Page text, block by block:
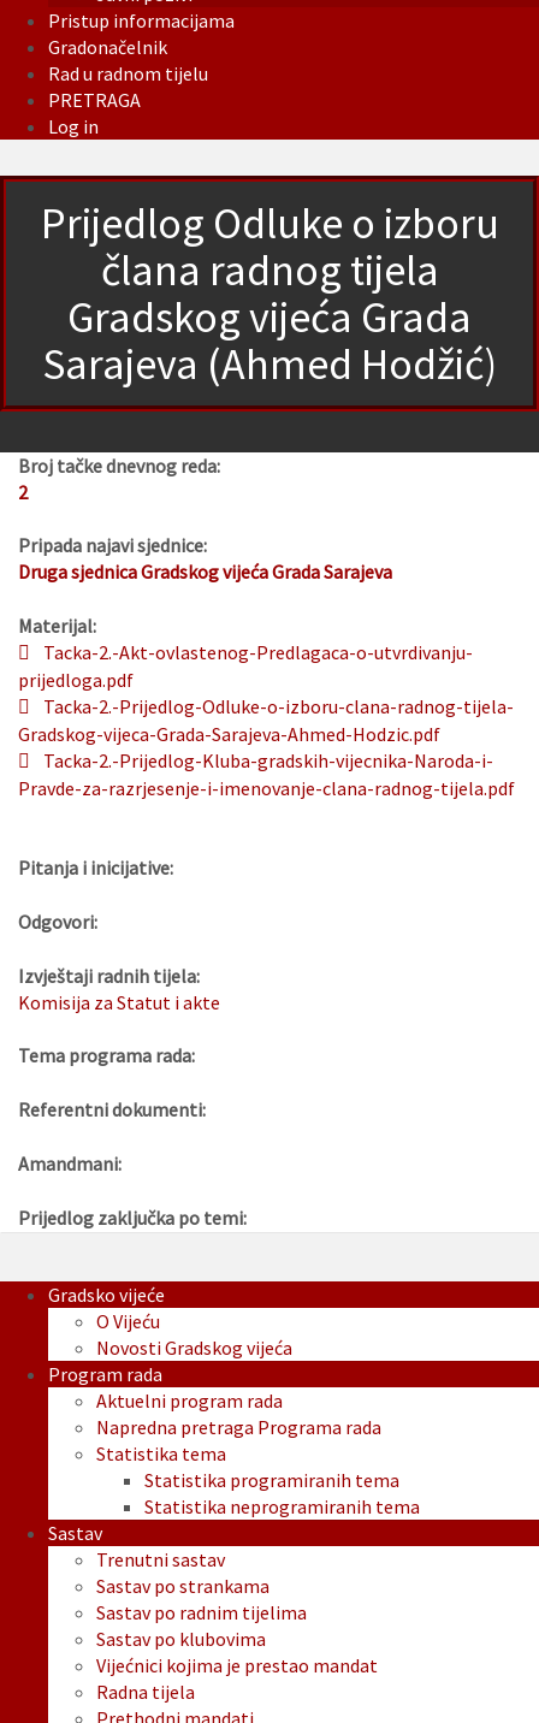
Pristup informacijama
Gradonačelnik
Rad u radnom tijelu
PRETRAGA
Log in
Prijedlog Odluke o izboru
člana radnog tijela
Gradskog vijeća Grada
Sarajeva (Ahmed Hodžić)
Broj tačke dnevnog reda:
2
Pripada najavi sjednice:
Druga sjednica Gradskog vijeća Grada Sarajeva
Materijal:
Tacka-2.-Akt-ovlastenog-Predlagaca-o-utvrdivanju-
prijedloga.pdf
Tacka-2.-Prijedlog-Odluke-o-izboru-clana-radnog-tijela-
Gradskog-vijeca-Grada-Sarajeva-Ahmed-Hodzic.pdf
Tacka-2.-Prijedlog-Kluba-gradskih-vijecnika-Naroda-i-
Pravde-za-razrjesenje-i-imenovanje-clana-radnog-tijela.pdf
Pitanja i inicijative:
Odgovori:
Izvještaji radnih tijela:
Komisija za Statut i akte
Tema programa rada:
Referentni dokumenti:
Amandmani:
Prijedlog zaključka po temi:
Gradsko vijeće
O Vijeću
Novosti Gradskog vijeća
Program rada
Aktuelni program rada
Napredna pretraga Programa rada
Statistika tema
Statistika programiranih tema
Statistika neprogramiranih tema
Sastav
Trenutni sastav
Sastav po strankama
Sastav po radnim tijelima
Sastav po klubovima
Vijećnici kojima je prestao mandat
Radna tijela